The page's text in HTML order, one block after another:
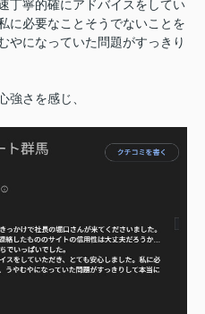
丁寧的確にアドバイスをしてい
に必要なことそうでないことを
やになっていた問題がすっきり
強さを感じ、